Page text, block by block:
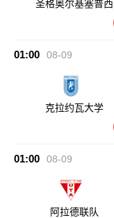
圣格奥尔基塞普西
01:00 08-09
克拉约瓦大学
01:00 08-09
阿拉德联队